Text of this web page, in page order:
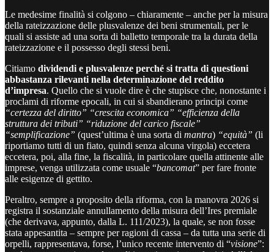
Le medesime finalità si colgono – chiaramente – anche per la misura
della rateizzazione delle plusvalenze dei beni strumentali, per le
quali si assiste ad una sorta di balletto temporale tra la durata della
rateizzazione e il possesso degli stessi beni.
Citiamo dividendi e plusvalenze perché si tratta di questioni
abbastanza rilevanti nella determinazione del reddito
d’impresa. Quello che si vuole dire è che stupisce che, nonostante i
proclami di riforme epocali, in cui si sbandierano principi come
“certezza del diritto” “crescita economica” “efficienza della
struttura dei tributi” “riduzione del carico fiscale”
“semplificazione” (quest’ultima è una sorta di mantra) “equità” (li
riportiamo tutti di un fiato, quindi senza alcuna virgola) eccetera
eccetera, poi, alla fine, la fiscalità, in particolare quella attinente alle
imprese, venga utilizzata come usuale “bancomat” per fare fronte
alle esigenze di gettito.
Peraltro, sempre a proposito della riforma, con la manovra 2026 si
registra il sostanziale annullamento della misura dell’Ires premiale
(che derivava, appunto, dalla L. 111/2023), la quale, se non fosse
stata appesantita – sempre per ragioni di cassa – da tutta una serie di
orpelli, rappresentava, forse, l’unico recente intervento di “visione”: